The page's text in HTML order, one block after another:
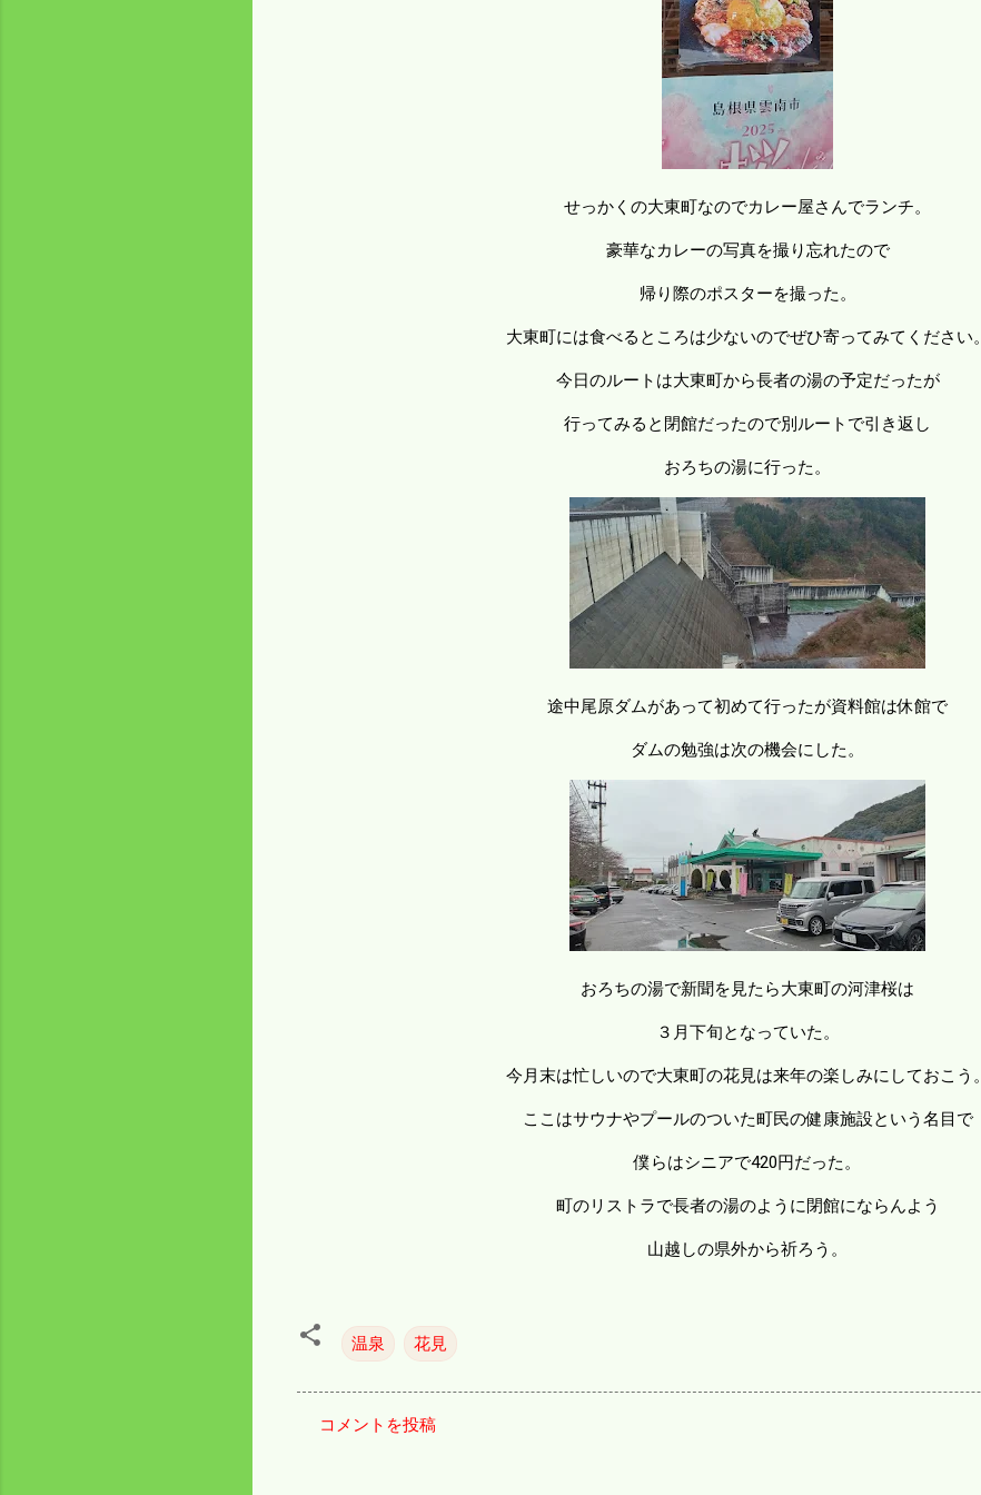
せっかくの大東町なのでカレー屋さんでランチ。
豪華なカレーの写真を撮り忘れたので
帰り際のポスターを撮った。
大東町には食べるところは少ないのでぜひ寄ってみてください。
今日のルートは大東町から長者の湯の予定だったが
行ってみると閉館だったので別ルートで引き返し
おろちの湯に行った。
途中尾原ダムがあって初めて行ったが資料館は休館で
ダムの勉強は次の機会にした。
おろちの湯で新聞を見たら大東町の河津桜は
３月下旬となっていた。
今月末は忙しいので大東町の花見は来年の楽しみにしておこう。
ここはサウナやプールのついた町民の健康施設という名目で
僕らはシニアで420円だった。
町のリストラで長者の湯のように閉館にならんよう
山越しの県外から祈ろう。
温泉 花見
コメントを投稿